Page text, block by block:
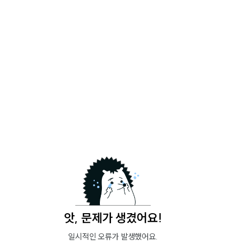
앗, 문제가 생겼어요!
일시적인 오류가 발생했어요.